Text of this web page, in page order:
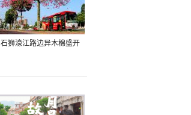
石狮濠江路边异木棉盛开